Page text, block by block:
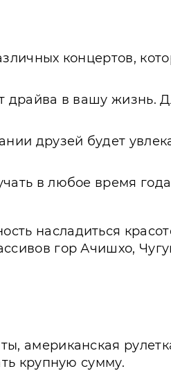
концертов,
в вашу жизнь.
друзей будет
в любое время
насладиться
гор Ачишхо,
американская
крупную сумму.